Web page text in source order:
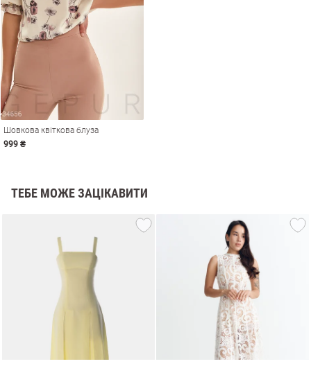
Шовкова квіткова блуза
999 ₴
ТЕБЕ МОЖЕ ЗАЦІКАВИТИ